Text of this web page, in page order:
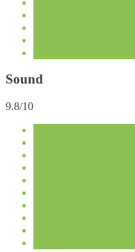
Sound
9.8/10